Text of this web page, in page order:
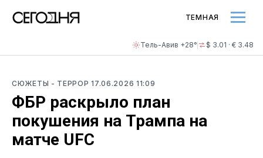
Тель-Авив +28° $ 3.01 · € 3.48
ТЕМНАЯ
СЮЖЕТЫ - ТЕРРОР17.06.2026 11:09
ФБР раскрыло план
покушения на Трампа на
матче UFC